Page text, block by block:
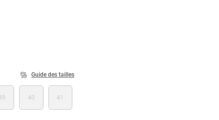
Guide des tailles
40 41